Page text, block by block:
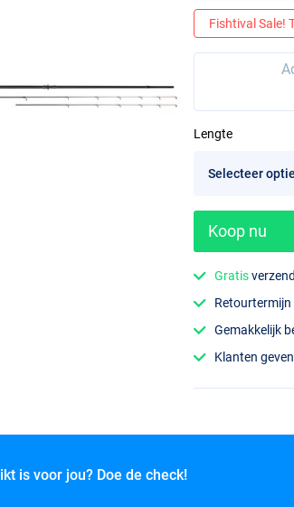
Fishtival Sale!
Lengte
Koop nu
Gratis
Retourtermijn
Gemakkelijk
Klanten
is voor jou? Doe de check!